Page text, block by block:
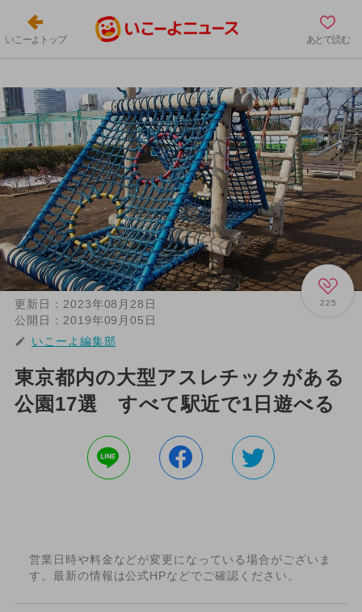
いこーよトップ あとで読む
225
更新日： 2023年08月28日
公開日： 2019年09月05日
いこーよ編集部
東京都内の大型アスレチックがある
公園17選 すべて駅近で1日遊べる
営業日時や料金などが変更になっている場合がございま
す。最新の情報は公式HPなどでご確認ください。